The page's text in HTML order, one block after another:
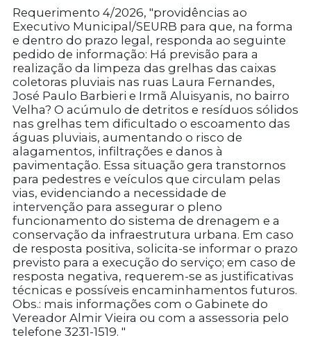
Requerimento 4/2026, "providências ao
Executivo Municipal/SEURB para que, na forma
e dentro do prazo legal, responda ao seguinte
pedido de informação: Há previsão para a
realização da limpeza das grelhas das caixas
coletoras pluviais nas ruas Laura Fernandes,
José Paulo Barbieri e Irmã Aluisyanis, no bairro
Velha? O acúmulo de detritos e resíduos sólidos
nas grelhas tem dificultado o escoamento das
águas pluviais, aumentando o risco de
alagamentos, infiltrações e danos à
pavimentação. Essa situação gera transtornos
para pedestres e veículos que circulam pelas
vias, evidenciando a necessidade de
intervenção para assegurar o pleno
funcionamento do sistema de drenagem e a
conservação da infraestrutura urbana. Em caso
de resposta positiva, solicita-se informar o prazo
previsto para a execução do serviço; em caso de
resposta negativa, requerem-se as justificativas
técnicas e possíveis encaminhamentos futuros.
Obs.: mais informações com o Gabinete do
Vereador Almir Vieira ou com a assessoria pelo
telefone 3231-1519. "